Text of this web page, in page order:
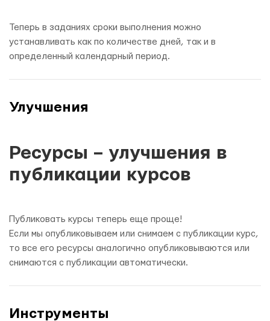
Теперь в заданиях сроки выполнения можно
устанавливать как по количестве дней, так и в
определенный календарный период.
Улучшения
Ресурсы – улучшения в
публикации курсов
Публиковать курсы теперь еще проще!
Если мы опубликовываем или снимаем с публикации курс,
то все его ресурсы аналогично опубликовываются или
снимаются с публикации автоматически.
Инструменты